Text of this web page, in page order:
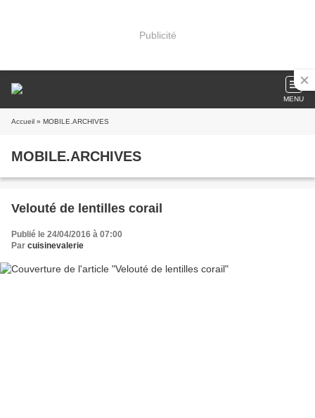
Publicité
MENU
Accueil » MOBILE.ARCHIVES
MOBILE.ARCHIVES
Velouté de lentilles corail
Publié le 24/04/2016 à 07:00
Par cuisinevalerie